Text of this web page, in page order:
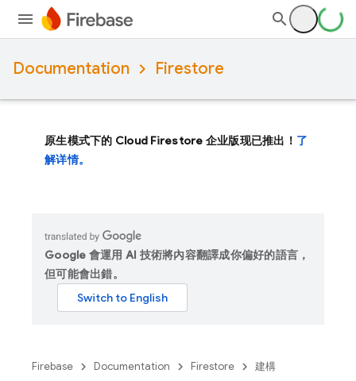
Documentation Firestore
原生模式下的 Cloud Firestore 企业版现已推出！ 了
解详情。
Google 會運用 AI 技術將內容翻譯成你偏好的語言，
但可能會出錯。
Firebase Documentation Firestore 建構